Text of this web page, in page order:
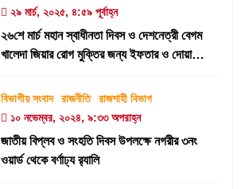
২৯ মার্চ, ২০২৫, ৪:৫৯ পূর্বাহ্ন
২৬শে মার্চ মহান স্বাধীনতা দিবস ও দেশনেত্রী বেগম
খালেদা জিয়ার রোগ মুক্তির জন্য ইফতার ও দোয়া
বিভাগীয় সংবাদ রাজনীতি
রাজশাহী বিভাগ
১০ নভেম্বর, ২০২৪, ৯:৩৩ অপরাহ্ন
জাতীয় বিপ্লব ও সংহতি দিবস উপলক্ষে নগরীর ৩নং
ওয়ার্ড থেকে বর্ণাঢ্য র‍্যালি